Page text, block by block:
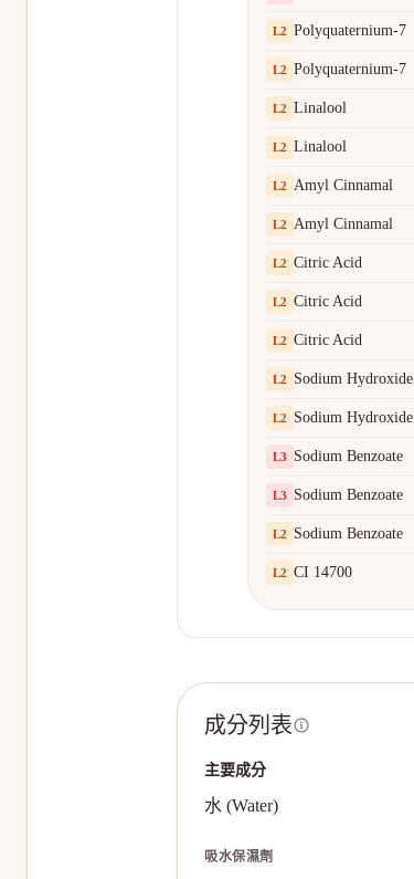
L2 Polyquaternium-7
L2 Polyquaternium-7
L2 Linalool
L2 Linalool
L2 Amyl Cinnamal
L2 Amyl Cinnamal
L2 Citric Acid
L2 Citric Acid
L2 Citric Acid
L2 Sodium Hydroxide
L2 Sodium Hydroxide
L3 Sodium Benzoate
L3 Sodium Benzoate
L2 Sodium Benzoate
L2 CI 14700
成分列表
主要成分
水 (Water)
吸水保濕劑